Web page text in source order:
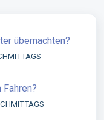
übernachten?